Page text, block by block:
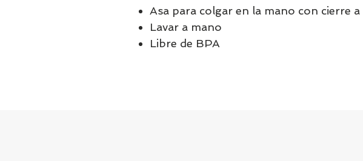
Asa para colgar en la mano con cierre
Lavar a mano
Libre de BPA